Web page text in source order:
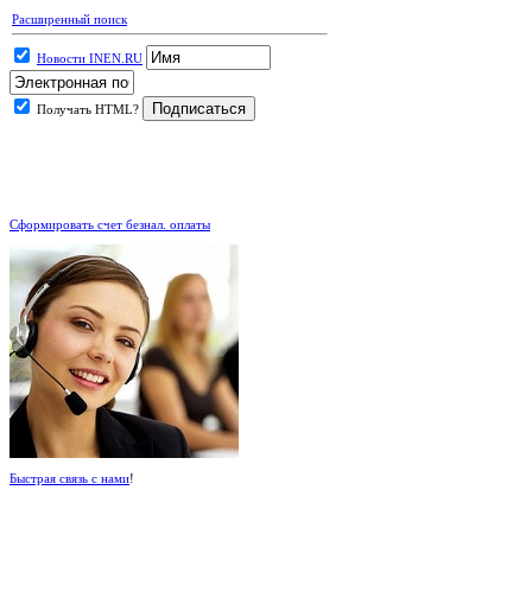
Расширенный поиск
Новости INEN.RU
Получать HTML?
Сформировать счет безнал. оплаты
Быстрая связь с нами!